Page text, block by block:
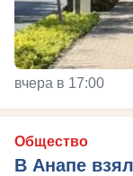
вчера в 17:00
Общество
В Анапе